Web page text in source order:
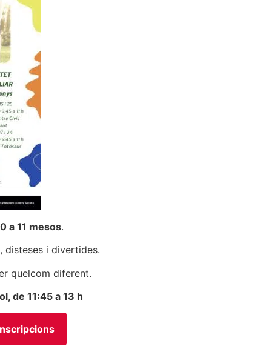
a 11 mesos.
disteses i divertides.
quelcom diferent.
de 11:45 a 13 h